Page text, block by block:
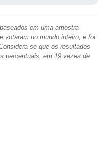
em uma amostra
votaram no mundo inteiro, e foi
se que os resultados
percentuais, em 19 vezes de